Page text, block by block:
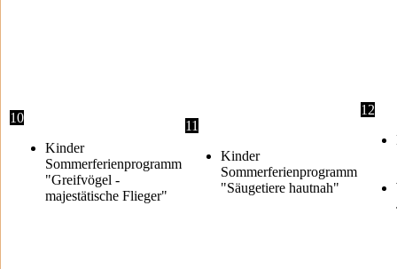
10
Kinder
Sommerferienprogramm
"Greifvögel -
majestätische Flieger"
11
Kinder
Sommerferienprogramm
"Säugetiere hautnah"
12